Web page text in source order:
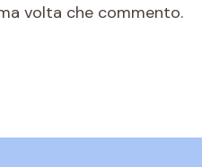
volta che commento.